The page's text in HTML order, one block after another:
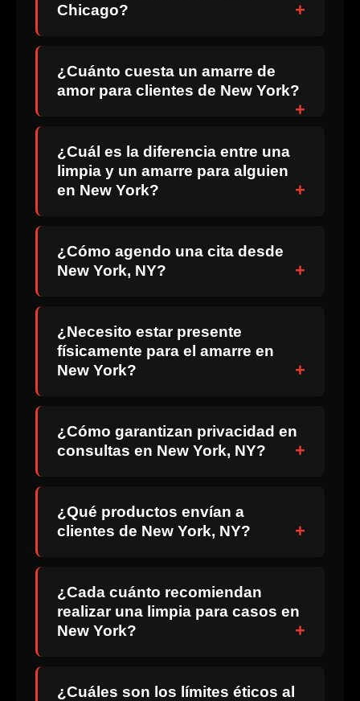
Chicago?
¿Cuánto cuesta un amarre de
amor para clientes de New York?
¿Cuál es la diferencia entre una
limpia y un amarre para alguien
en New York?
¿Cómo agendo una cita desde
New York, NY?
¿Necesito estar presente
físicamente para el amarre en
New York?
¿Cómo garantizan privacidad en
consultas en New York, NY?
¿Qué productos envían a
clientes de New York, NY?
¿Cada cuánto recomiendan
realizar una limpia para casos en
New York?
¿Cuáles son los límites éticos al